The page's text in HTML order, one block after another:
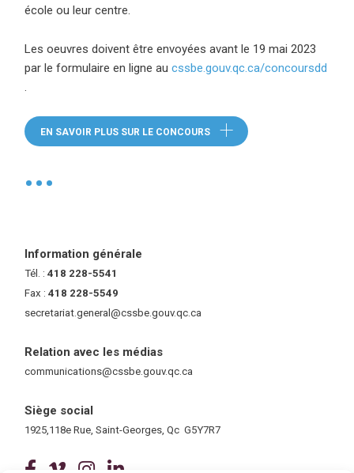
école ou leur centre.
Les oeuvres doivent être envoyées avant le 19 mai 2023
par le formulaire en ligne aucssbe.gouv.qc.ca/concoursdd
(ce lien ouvre dans une nouvelle fenêtre)
.
EN SAVOIR PLUS SUR LE CONCOURS
•
Information générale
Tél. :418 228-5541
Fax :418 228-5549
secretariat.general@cssbe.gouv.qc.ca
Relation avec les médias
communications@cssbe.gouv.qc.ca
Siège social
1925,118e Rue, Saint-Georges, Qc G5Y7R7